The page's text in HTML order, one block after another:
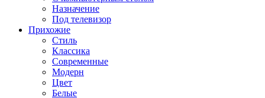
Назначение
Под телевизор
Прихожие
Стиль
Классика
Современные
Модерн
Цвет
Белые